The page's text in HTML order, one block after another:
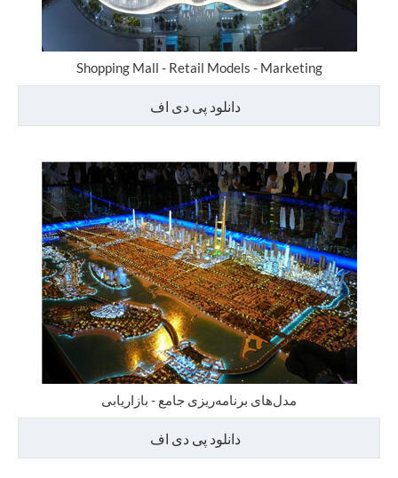
Shopping Mall - Retail Models - Marketing
دانلود پی دی اف
مدل‌های برنامه‌ریزی جامع - بازاریابی
دانلود پی دی اف